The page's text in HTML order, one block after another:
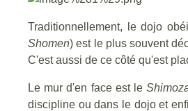
Traditionnellement, le dojo
Shomen) est le plus souvent
C'est aussi de ce côté qu'est
Le mur d'en face est le
discipline ou dans le dojo et